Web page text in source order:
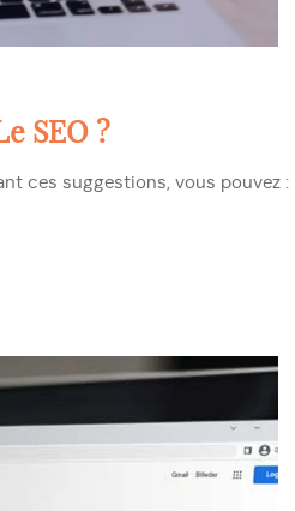
SEO ?
ces suggestions, vous pouvez :